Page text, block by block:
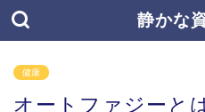
静かな
健康
オートファジーと